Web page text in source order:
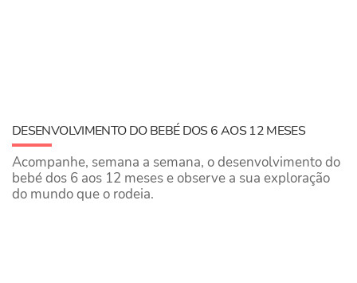
DESENVOLVIMENTO DO BEBÉ DOS 6 AOS 12 MESES
Acompanhe, semana a semana, o desenvolvimento do
bebé dos 6 aos 12 meses e observe a sua exploração
do mundo que o rodeia.